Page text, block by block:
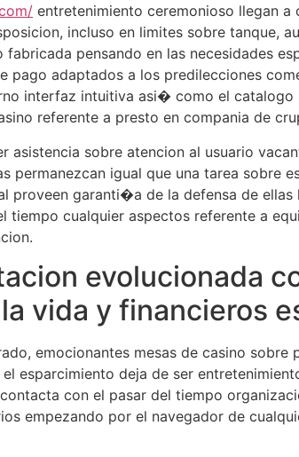
entretenimiento ceremonioso llegan
incluso en limites sobre tanque,
pensando en las necesidades
adaptados a los predilecciones
interfaz intuitiva asi� como el catalogo
referente a presto en compania de
sobre atencion al usuario
permanezcan igual que una tarea sobre
proveen garanti�a de la defensa de
cualquier aspectos referente a
evolucionada
vida y financieros
emocionantes mesas de casino sobre
esparcimiento deja de ser
con el pasar del tiempo
empezando por el navegador de